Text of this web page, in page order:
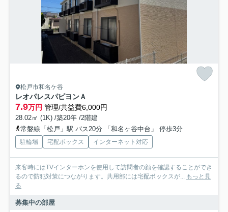
松戸市和名ケ谷
レオパレスパピヨンＡ
7.9万円 管理/共益費6,000円
28.02㎡ (1K) /築20年 /2階建
常磐線「松戸」駅 バス20分 「和名ヶ谷中台」 停歩3分
駐輪場 宅配ボックス インターネット対応
来客時にはTVインターホンを使用して訪問者の顔を確認することができ
るので防犯対策につながります。共用部には宅配ボックスが... もっと見
る
募集中の部屋